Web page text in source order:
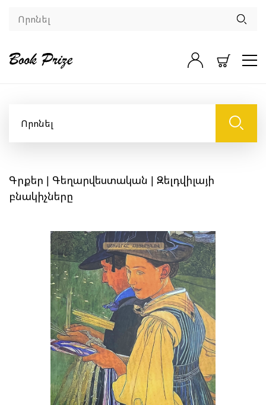
Գրքեր | Գեղարվեստական | Զելդվիլայի
բնակիչները